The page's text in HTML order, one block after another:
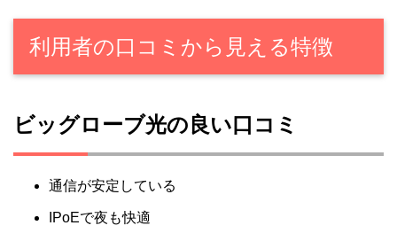
利用者の口コミから見える特徴
ビッグローブ光の良い口コミ
通信が安定している
IPoEで夜も快適